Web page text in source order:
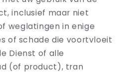
inclusief maar niet
weglatingen in enige
of schade die voortvloeit
Dienst of alle
(of product), tran